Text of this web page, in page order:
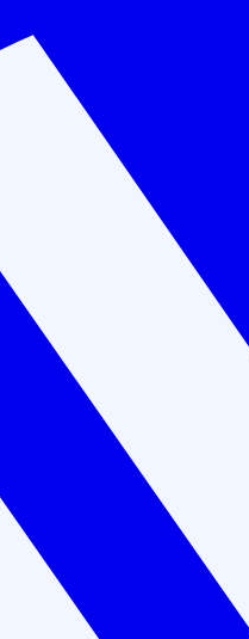
квалификации
Лицензия